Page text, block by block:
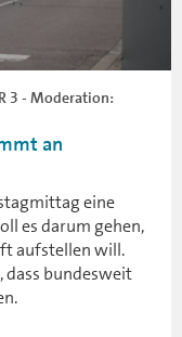
3 - Moderation:
an
eine
es darum gehen,
aufstellen will.
dass bundesweit